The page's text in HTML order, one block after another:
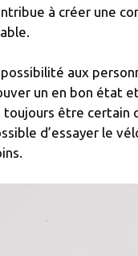
à créer une
aux
un en bon état
toujours être
d’essayer le